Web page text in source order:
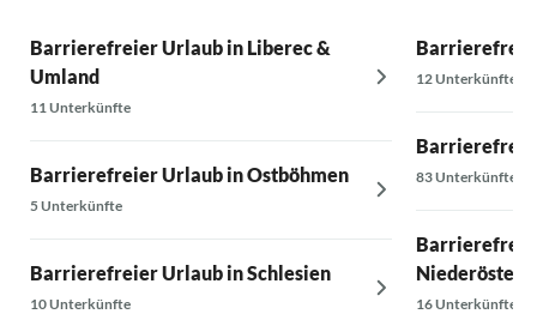
Barrierefreier Urlaub in Liberec &
Umland
11 Unterkünfte
Barrierefreier Urlaub in Ostböhmen
5 Unterkünfte
Barrierefreier Urlaub in Schlesien
10 Unterkünfte
12 Unterkünfte
83 Unterkünfte
16 Unterkünfte